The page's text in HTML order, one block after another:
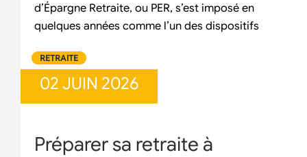
d’Épargne Retraite, ou PER, s’est imposé en
quelques années comme l’un des dispositifs
RETRAITE
02 JUIN 2026
Préparer sa retraite à